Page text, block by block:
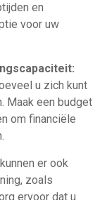
en
voor uw
u zich kunt
Maak een budget
om financiële
er ook
zoals
ervoor dat u